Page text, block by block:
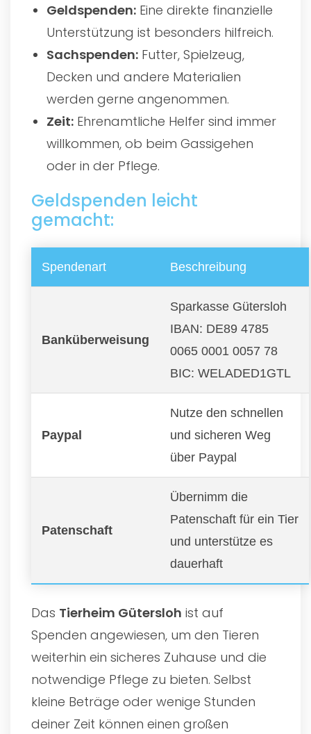
Geldspenden: Eine direkte finanzielle
Unterstützung ist besonders hilfreich.
Sachspenden: Futter, Spielzeug,
Decken und andere Materialien
werden gerne angenommen.
Zeit: Ehrenamtliche Helfer sind immer
willkommen, ob beim Gassigehen
oder in der Pflege.
Geldspenden leicht
gemacht:
Spendenart Beschreibung
Banküberweisung
Sparkasse Gütersloh
IBAN: DE89 4785
0065 0001 0057 78
BIC: WELADED1GTL
Paypal
Nutze den schnellen
und sicheren Weg
über Paypal
Patenschaft
Übernimm die
Patenschaft für ein Tier
und unterstütze es
dauerhaft
Das Tierheim Gütersloh ist auf
Spenden angewiesen, um den Tieren
weiterhin ein sicheres Zuhause und die
notwendige Pflege zu bieten. Selbst
kleine Beträge oder wenige Stunden
deiner Zeit können einen großen